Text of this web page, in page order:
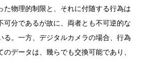
た物理的制限と、それに付随する行為は
可分であるが故に、両者とも不可逆的な
る。一方、デジタルカメラの場合、行為
データは、幾らでも交換可能であり、